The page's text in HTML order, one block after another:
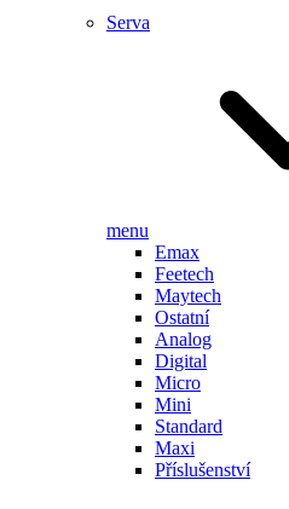
Serva
menu
Emax
Feetech
Maytech
Ostatní
Analog
Digital
Micro
Mini
Standard
Maxi
Příslušenství